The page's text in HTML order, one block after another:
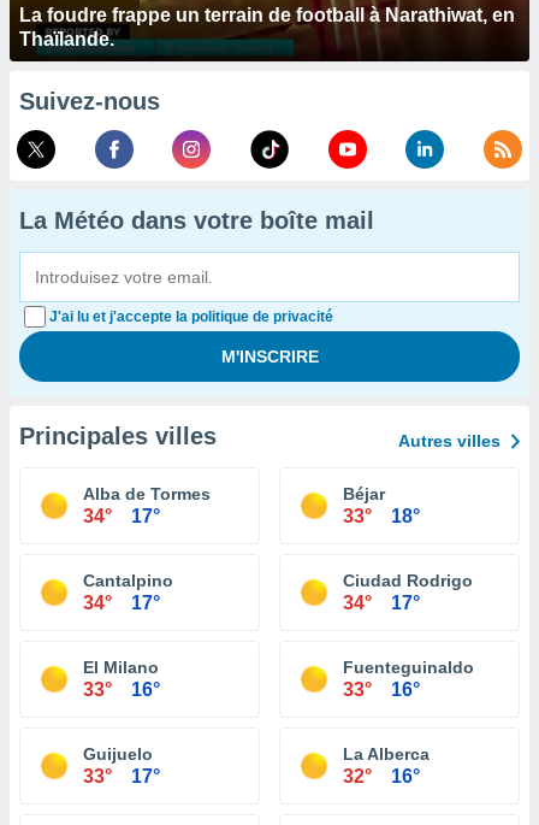
La foudre frappe un terrain de football à Narathiwat, en
Thaïlande.
Suivez-nous
La Météo dans votre boîte mail
J'ai lu et j'accepte la politique de privacité
Principales villes Autres villes
Alba de Tormes
34° 17°
Béjar
33° 18°
Cantalpino
34° 17°
Ciudad Rodrigo
34° 17°
El Milano
33° 16°
Fuenteguinaldo
33° 16°
Guijuelo
33° 17°
La Alberca
32° 16°